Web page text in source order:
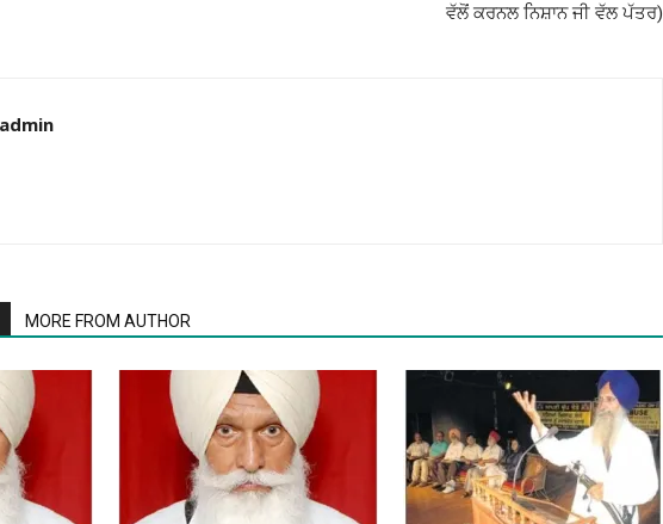
ਵੱਲੋਂ ਕਰਨਲ ਨਿਸ਼ਾਨ ਜੀ ਵੱਲ ਪੱਤਰ)
admin
MORE FROM AUTHOR